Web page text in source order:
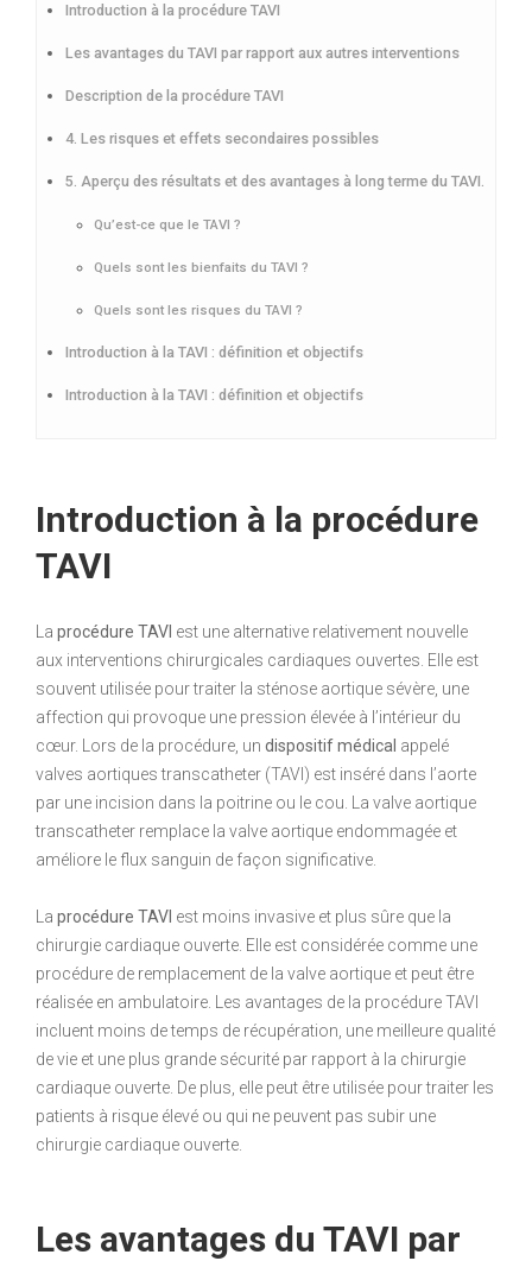
Introduction à la procédure TAVI
Les avantages du TAVI par rapport aux autres interventions
Description de la procédure TAVI
4. Les risques et effets secondaires possibles
5. Aperçu des résultats et des avantages à long terme du TAVI.
Qu’est-ce que le TAVI ?
Quels sont les bienfaits du TAVI ?
Quels sont les risques du TAVI ?
Introduction à la TAVI : définition et objectifs
Introduction à la TAVI : définition et objectifs
Introduction à la procédure
TAVI
La procédure TAVI est une alternative relativement nouvelle
aux interventions chirurgicales cardiaques ouvertes. Elle est
souvent utilisée pour traiter la sténose aortique sévère, une
affection qui provoque une pression élevée à l’intérieur du
cœur. Lors de la procédure, un dispositif médical appelé
valves aortiques transcatheter (TAVI) est inséré dans l’aorte
par une incision dans la poitrine ou le cou. La valve aortique
transcatheter remplace la valve aortique endommagée et
améliore le flux sanguin de façon significative.
La procédure TAVI est moins invasive et plus sûre que la
chirurgie cardiaque ouverte. Elle est considérée comme une
procédure de remplacement de la valve aortique et peut être
réalisée en ambulatoire. Les avantages de la procédure TAVI
incluent moins de temps de récupération, une meilleure qualité
de vie et une plus grande sécurité par rapport à la chirurgie
cardiaque ouverte. De plus, elle peut être utilisée pour traiter les
patients à risque élevé ou qui ne peuvent pas subir une
chirurgie cardiaque ouverte.
Les avantages du TAVI par